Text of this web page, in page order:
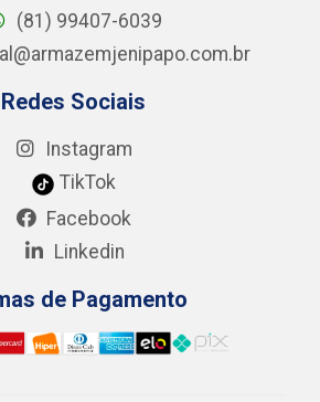
(81) 99407-6039
Redes Sociais
Instagram
TikTok
Facebook
Linkedin
de Pagamento